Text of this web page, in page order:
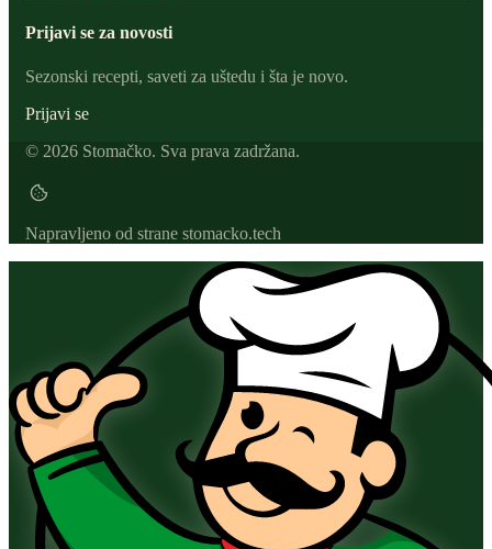
Prijavi se za novosti
Sezonski recepti, saveti za uštedu i šta je novo.
Prijavi se
© 2026 Stomačko. Sva prava zadržana.
Napravljeno od strane stomacko.tech